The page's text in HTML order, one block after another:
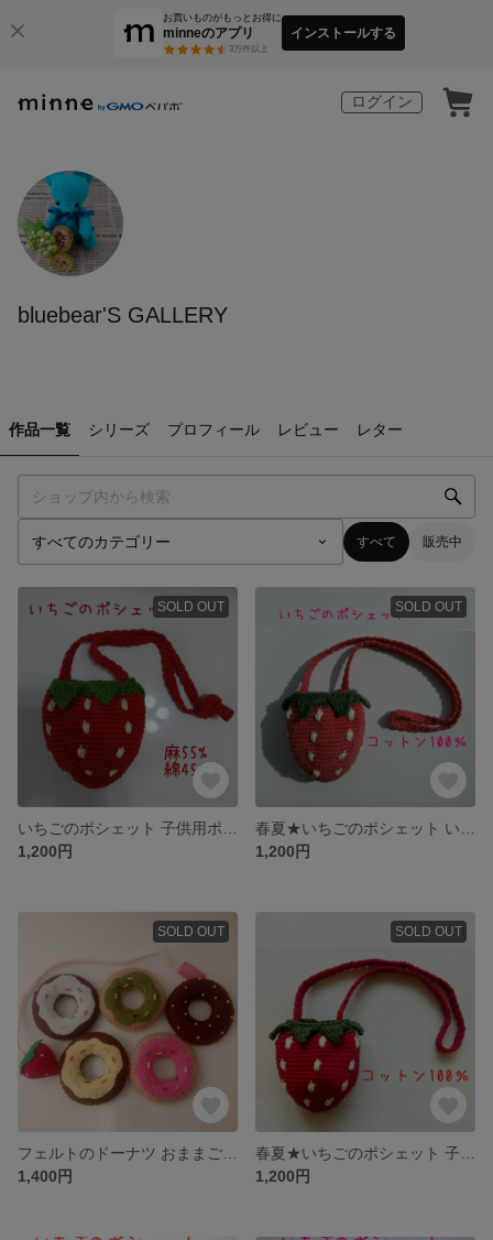
お買いものがもっとお得に
minneのアプリ
3万件以上
インストールする
ログイン
bluebear'S GALLERY
作品一覧 シリーズ プロフィール レビュー レター
すべて 販売中
SOLD OUT
1,200円
SOLD OUT
1,200円
SOLD OUT
1,400円
SOLD OUT
1,200円